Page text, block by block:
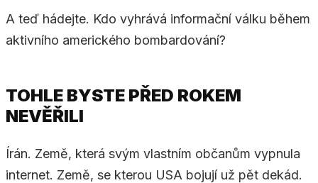
A teď hádejte. Kdo vyhrává informační válku během
aktivního amerického bombardování?
TOHLE BYSTE PŘED ROKEM
NEVĚŘILI
Írán. Země, která svým vlastním občanům vypnula
internet. Země, se kterou USA bojují už pět dekád.